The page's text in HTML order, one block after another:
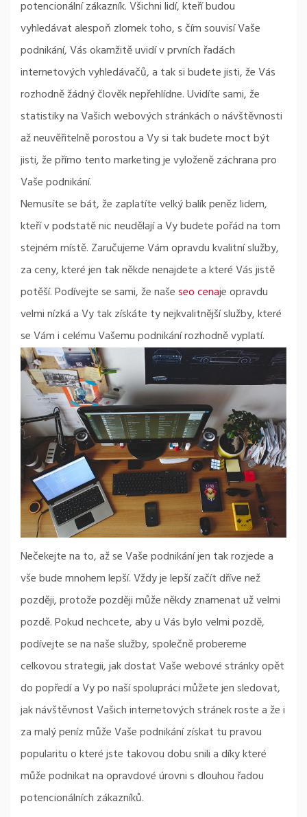
potencionální zákazník. Všichni lidí, kteří budou
vyhledávat alespoň zlomek toho, s čím souvisí Vaše
podnikání, Vás okamžitě uvidí v prvních řadách
internetových vyhledávačů, a tak si budete jisti, že Vás
rozhodně žádný člověk nepřehlídne. Uvidíte sami, že
statistiky na Vašich webových stránkách o návštěvnosti
až neuvěřitelně porostou a Vy si tak budete moct být
jisti, že přímo tento marketing je vyloženě záchrana pro
Vaše podnikání.
Nemusíte se bát, že zaplatíte velký balík peněz lidem,
kteří v podstatě nic neudělají a Vy budete pořád na tom
stejném místě. Zaručujeme Vám opravdu kvalitní služby,
za ceny, které jen tak někde nenajdete a které Vás jistě
potěší. Podívejte se sami, že našeseo cenaje opravdu
velmi nízká a Vy tak získáte ty nejkvalitnější služby, které
se Vám i celému Vašemu podnikání rozhodně vyplatí.
Nečekejte na to, až se Vaše podnikání jen tak rozjede a
vše bude mnohem lepší. Vždy je lepší začít dříve než
později, protože později může někdy znamenat už velmi
pozdě. Pokud nechcete, aby u Vás bylo velmi pozdě,
podívejte se na naše služby, společně probereme
celkovou strategii, jak dostat Vaše webové stránky opět
do popředí a Vy po naší spolupráci můžete jen sledovat,
jak návštěvnost Vašich internetových stránek roste a že i
za malý peníz může Vaše podnikání získat tu pravou
popularitu o které jste takovou dobu snili a díky které
může podnikat na opravdové úrovni s dlouhou řadou
potencionálních zákazníků.